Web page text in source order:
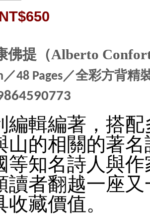
NT$650
佛提（Alberto
／48 Pages／全彩方背精
編輯編著，搭
山的相關的著
等知名詩人與
讀者翻越一座
藏價值。